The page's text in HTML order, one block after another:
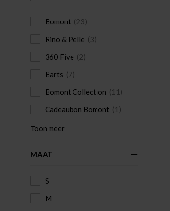
Bomont (23)
Rino & Pelle (3)
360 Five (2)
Barts (7)
Bomont Collection (11)
Cadeaubon Bomont (1)
Toon meer
MAAT
S
M